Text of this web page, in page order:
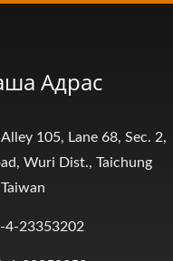
Адрас
105, Lane 68, Sec. 2,
Wuri Dist., Taichung
4-23353202